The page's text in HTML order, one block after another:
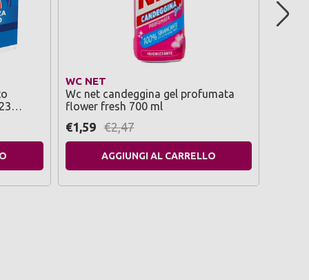
WC NET
Wc net candeggina gel profumata
flower fresh 700 ml
€1,59 €2,47
AGGIUNGI AL CARRELLO